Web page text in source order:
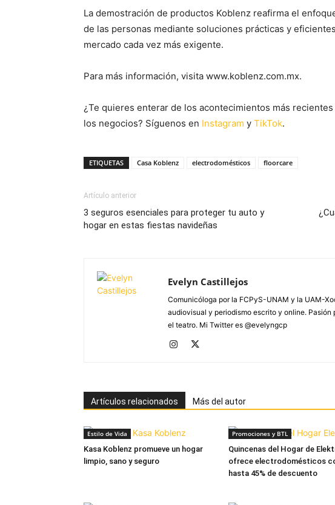
La demostración de productos Koblenz reafirma el
de las personas mediante soluciones prácticas y
mercado cada vez más exigente.
Para más información, visita www.koblenz.com.mx.
¿Te quieres enterar de los acontecimientos más
los negocios? Síguenos en Instagram y TikTok.
ETIQUETAS Casa Koblenz electrodomésticos floorcare
Artículo anterior
3 seguros esenciales para proteger tu auto y
hogar en estas fiestas navideñas
Evelyn Castillejos
Comunicóloga por la FCPyS-UNAM y la UAM-
audiovisual y periodismo escrito y online.
el teatro. Mi Twitter es @evelyngcp
Artículos relacionados Más del autor
Estilo de Vida
Kasa Koblenz promueve un hogar
limpio, sano y seguro
Promociones y BTL
Quincenas del Hogar de
ofrece electrodomésticos
hasta 45% de descuento